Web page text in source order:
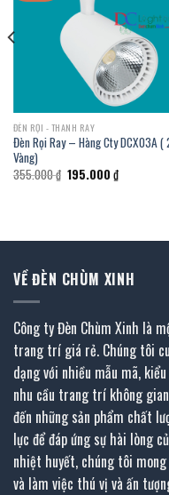
ĐÈN RỌI - THANH RAY
Đèn Rọi Ray – Hàng Cty DCX03A (
Vàng)
355.000₫ Giá
gốc
195.000 ₫Giá
hiện
VỀ ĐÈN CHÙM XINH
Công ty Đèn Chùm Xinh là
trang trí giá rẻ. Chúng tôi
dạng với nhiều mẫu mã,
nhu cầu trang trí không
đến những sản phẩm chất
lực để đáp ứng sự hài lòng
nhiệt huyết, chúng tôi
và làm việc thú vị và ấn